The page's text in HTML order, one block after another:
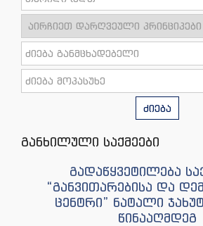
ძიება
განხილული საქმეები
გადაწყვეტილება
“განვითარებისა და
ცენტრი” ნატალი
წინააღმდეგ